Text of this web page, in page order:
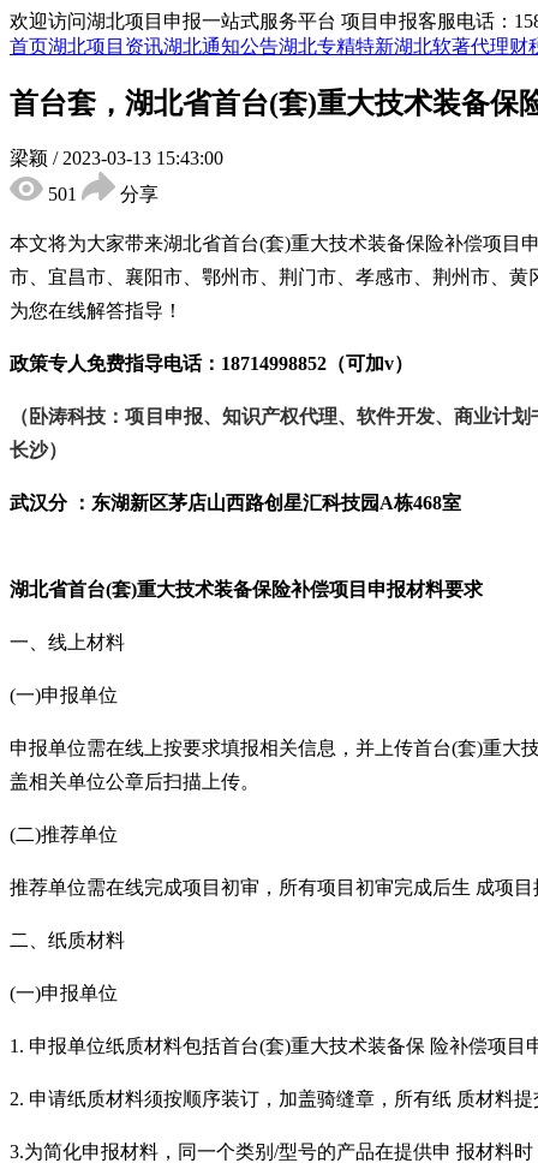
欢迎访问湖北项目申报一站式服务平台 项目申报客服电话：
首页湖北项目资讯湖北通知公告湖北专精特新湖北软著代理财
首台套，湖北省首台(套)重大技术装备保
梁颖 / 2023-03-13 15:43:00
501
分享
本文将为大家带来湖北省首台(套)重大技术装备保险补偿项目
市、宜昌市、襄阳市、鄂州市、荆门市、孝感市、荆州市、
为您在线解答指导！
政策专人免费指导电话： 18714998852（可加v）
（卧涛科技：项目申报、知识产权代理、软件开发、商业计
长沙）
武汉分 ：东湖新区茅店山西路创星汇科技园 A栋468室
湖北省首台(套)重大技术装备保险补偿项目申报材料要求
一、线上材料
(一)申报单位
申报单位需在线上按要求填报相关信息，并上传首台(套)重大
盖相关单位公章后扫描上传。
(二)推荐单位
推荐单位需在线完成项目初审，所有项目初审完成后生 成项
二、纸质材料
(一)申报单位
1. 申报单位纸质材料包括首台(套)重大技术装备保 险补偿项
2. 申请纸质材料须按顺序装订，加盖骑缝章，所有纸 质材料
3.为简化申报材料，同一个类别/型号的产品在提供申 报材料